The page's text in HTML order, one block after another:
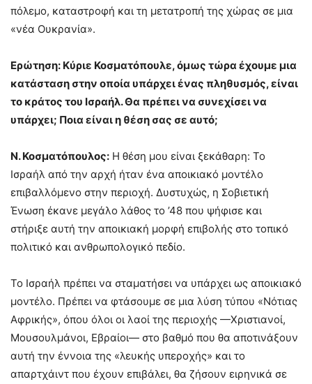
πόλεμο, καταστροφή και τη μετατροπή της χώρας σε μια
«νέα Ουκρανία».
Ερώτηση: Κύριε Κοσματόπουλε, όμως τώρα έχουμε μια
κατάσταση στην οποία υπάρχει ένας πληθυσμός, είναι
το κράτος του Ισραήλ. Θα πρέπει να συνεχίσει να
υπάρχει; Ποια είναι η θέση σας σε αυτό;
Ν. Κοσματόπουλος: Η θέση μου είναι ξεκάθαρη: Το
Ισραήλ από την αρχή ήταν ένα αποικιακό μοντέλο
επιβαλλόμενο στην περιοχή. Δυστυχώς, η Σοβιετική
Ένωση έκανε μεγάλο λάθος το ’48 που ψήφισε και
στήριξε αυτή την αποικιακή μορφή επιβολής στο τοπικό
πολιτικό και ανθρωπολογικό πεδίο.
Το Ισραήλ πρέπει να σταματήσει να υπάρχει ως αποικιακό
μοντέλο. Πρέπει να φτάσουμε σε μια λύση τύπου «Νότιας
Αφρικής», όπου όλοι οι λαοί της περιοχής —Χριστιανοί,
Μουσουλμάνοι, Εβραίοι— στο βαθμό που θα αποτινάξουν
αυτή την έννοια της «λευκής υπεροχής» και το
απαρτχάιντ που έχουν επιβάλει, θα ζήσουν ειρηνικά σε